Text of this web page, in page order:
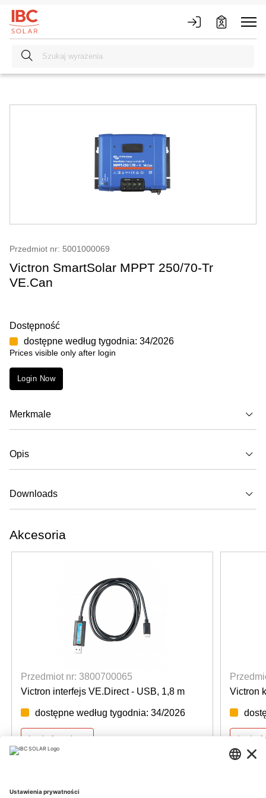
Przedmiot nr: 5001000069
Victron SmartSolar MPPT 250/70-Tr
VE.Can
Dostępność
dostępne według tygodnia: 34/2026
Prices visible only after login
Login Now
Merkmale
Opis
Downloads
Akcesoria
Przedmiot nr: 3800700065
Victron interfejs VE.Direct - USB, 1,8 m
dostępne według tygodnia: 34/2026
Login for prices
Victron
Login